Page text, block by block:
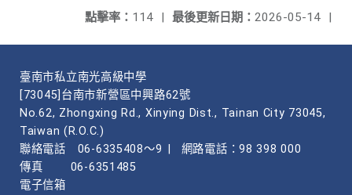
最後更新日期： 2026-05-14 |
點擊率： 114 |
臺南市私立南光高級中學
[73045]台南市新營區中興路62號
No.62, Zhongxing Rd., Xinying Dist., Tainan City 73045,
Taiwan (R.O.C.)
聯絡電話
06-6335408～9
網路電話：98 398 000
傳真
06-6351485
電子信箱